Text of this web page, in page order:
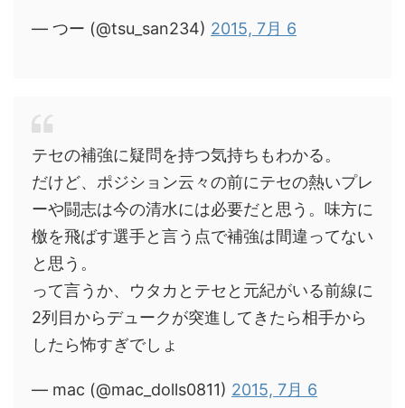
— つー (@tsu_san234) 2015, 7月 6
テセの補強に疑問を持つ気持ちもわかる。
だけど、ポジション云々の前にテセの熱いプレ
ーや闘志は今の清水には必要だと思う。味方に
檄を飛ばす選手と言う点で補強は間違ってない
と思う。
って言うか、ウタカとテセと元紀がいる前線に
2列目からデュークが突進してきたら相手から
したら怖すぎでしょ
— mac (@mac_dolls0811) 2015, 7月 6